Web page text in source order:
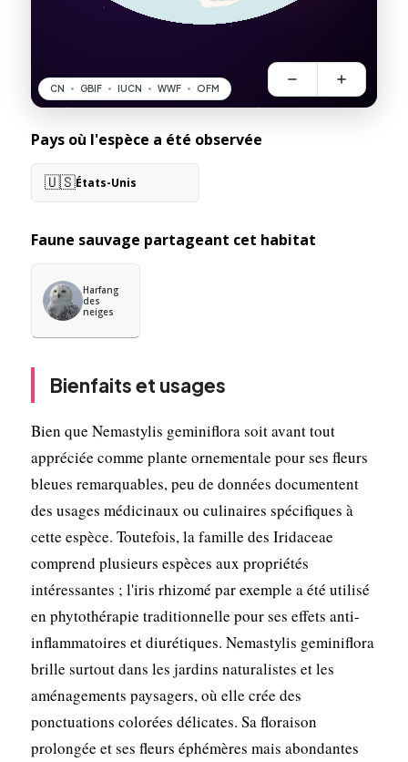
Pays où l'espèce a été observée
🇺🇸États-Unis
Faune sauvage partageant cet habitat
Harfang
des
neiges
Bienfaits et usages
Bien que Nemastylis geminiflora soit avant tout
appréciée comme plante ornementale pour ses fleurs
bleues remarquables, peu de données documentent
des usages médicinaux ou culinaires spécifiques à
cette espèce. Toutefois, la famille des Iridaceae
comprend plusieurs espèces aux propriétés
intéressantes ; l'iris rhizomé par exemple a été utilisé
en phytothérapie traditionnelle pour ses effets anti-
inflammatoires et diurétiques. Nemastylis geminiflora
brille surtout dans les jardins naturalistes et les
aménagements paysagers, où elle crée des
ponctuations colorées délicates. Sa floraison
prolongée et ses fleurs éphémères mais abondantes